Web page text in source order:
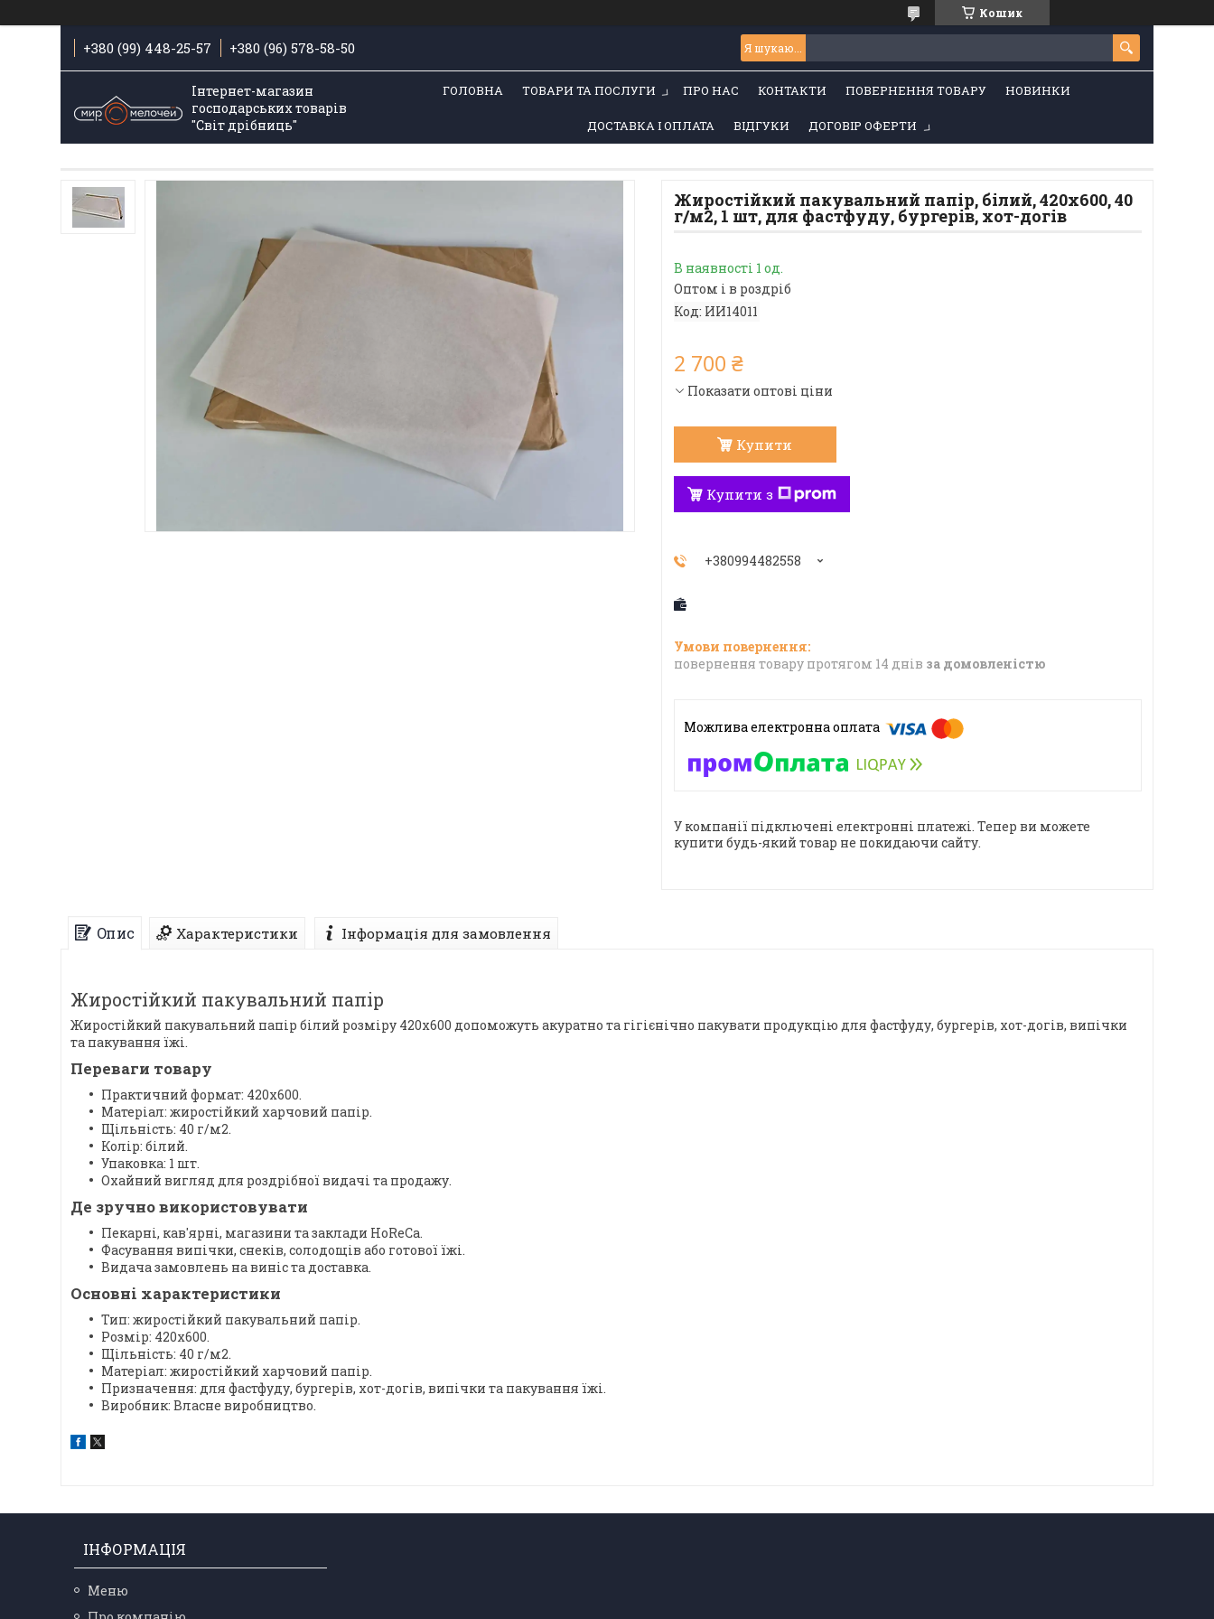
Кошик
+380 (99) 448-25-57 +380 (96) 578-58-50
Інтернет-магазин
господарських товарів
"Світ дрібниць"
ГОЛОВНА ТОВАРИ ТА ПОСЛУГИ ПРО НАС КОНТАКТИ ПОВЕРНЕННЯ ТОВАРУ НОВИНКИ
ДОСТАВКА І ОПЛАТА ВІДГУКИ ДОГОВІР ОФЕРТИ
Жиростійкий пакувальний папір, білий, 420x600, 40
г/м2, 1 шт, для фастфуду, бургерів, хот-догів
В наявності 1 од.
Оптом і в роздріб
Код: ИИ14011
2 700 ₴
Показати оптові ціни
Купити
Купити з
+380994482558
повернення товару протягом 14 днів за домовленістю
У компанії підключені електронні платежі. Тепер ви можете
купити будь-який товар не покидаючи сайту.
Опис Характеристики Інформація для замовлення
Жиростійкий пакувальний папір
Жиростійкий пакувальний папір білий розміру 420x600 допоможуть акуратно та гігієнічно пакувати продукцію для фастфуду, бургерів, хот-догів, випічки
та пакування їжі.
Переваги товару
Практичний формат: 420x600.
Матеріал: жиростійкий харчовий папір.
Щільність: 40 г/м2.
Колір: білий.
Упаковка: 1 шт.
Охайний вигляд для роздрібної видачі та продажу.
Де зручно використовувати
Пекарні, кав'ярні, магазини та заклади HoReCa.
Фасування випічки, снеків, солодощів або готової їжі.
Видача замовлень на виніс та доставка.
Основні характеристики
Тип: жиростійкий пакувальний папір.
Розмір: 420x600.
Щільність: 40 г/м2.
Матеріал: жиростійкий харчовий папір.
Призначення: для фастфуду, бургерів, хот-догів, випічки та пакування їжі.
Виробник: Власне виробництво.
ІНФОРМАЦІЯ
Меню